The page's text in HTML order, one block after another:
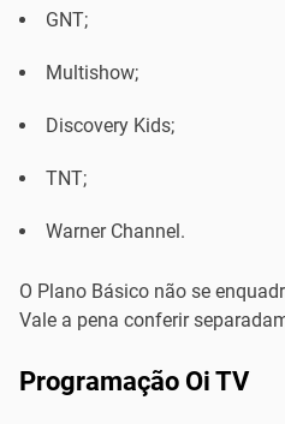
GNT;
Multishow;
Discovery Kids;
TNT;
Warner Channel.
O Plano Básico não se
Vale a pena conferir
Programação Oi TV